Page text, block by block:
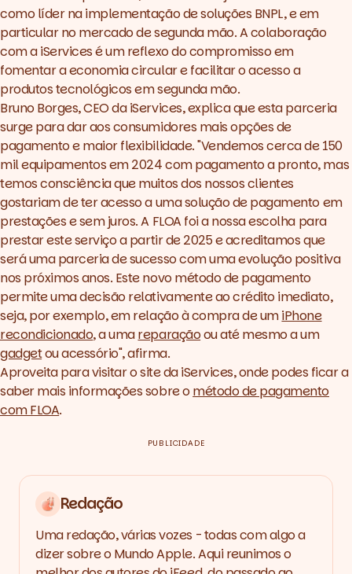
como líder na implementação de soluções BNPL, e em
particular no mercado de segunda mão. A colaboração
com a iServices é um reflexo do compromisso em
fomentar a economia circular e facilitar o acesso a
produtos tecnológicos em segunda mão.
Bruno Borges, CEO da iServices, explica que esta parceria
surge para dar aos consumidores mais opções de
pagamento e maior flexibilidade. "Vendemos cerca de 150
mil equipamentos em 2024 com pagamento a pronto, mas
temos consciência que muitos dos nossos clientes
gostariam de ter acesso a uma solução de pagamento em
prestações e sem juros. A FLOA foi a nossa escolha para
prestar este serviço a partir de 2025 e acreditamos que
será uma parceria de sucesso com uma evolução positiva
nos próximos anos. Este novo método de pagamento
permite uma decisão relativamente ao crédito imediato,
seja, por exemplo, em relação à compra de umiPhone
recondicionado, a umareparaçãoou até mesmo a um
gadgetou acessório", afirma.
Aproveita para visitar o site da iServices, onde podes ficar a
saber mais informações sobre ométodo de pagamento
com FLOA.
PUBLICIDADE
Redação
Uma redação, várias vozes - todas com algo a
dizer sobre o Mundo Apple. Aqui reunimos o